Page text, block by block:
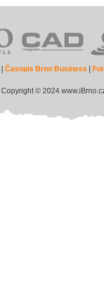
|Časopis Brno Business
Copyright © 2024